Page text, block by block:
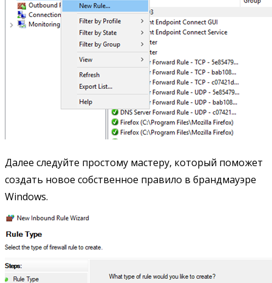
Далее следуйте простому мастеру, который поможет
создать новое собственное правило в брандмауэре
Windows.